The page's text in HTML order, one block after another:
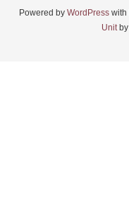
Powered by WordPress with
Unitby